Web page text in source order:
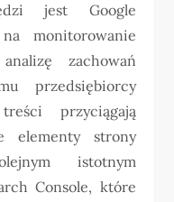
jest Google
monitorowanie
zachowań
przedsiębiorcy
przyciągają
elementy strony
istotnym
Console, które